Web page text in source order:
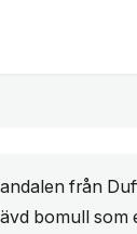
från
bomull som